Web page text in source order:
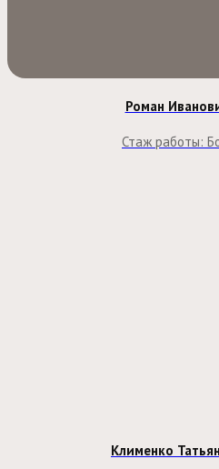
Роман
Стаж работы:
Клименко